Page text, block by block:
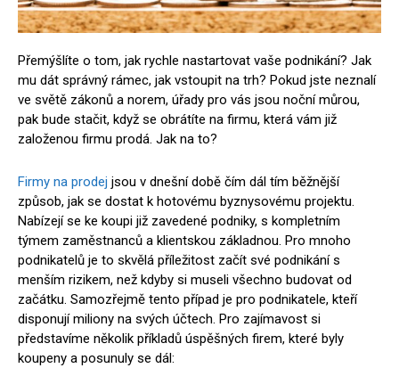
Přemýšlíte o tom, jak rychle nastartovat vaše podnikání? Jak
mu dát správný rámec, jak vstoupit na trh? Pokud jste neznalí
ve světě zákonů a norem, úřady pro vás jsou noční můrou,
pak bude stačit, když se obrátíte na firmu, která vám již
založenou firmu prodá. Jak na to?
Firmy na prodej jsou v dnešní době čím dál tím běžnější
způsob, jak se dostat k hotovému byznysovému projektu.
Nabízejí se ke koupi již zavedené podniky, s kompletním
týmem zaměstnanců a klientskou základnou. Pro mnoho
podnikatelů je to skvělá příležitost začít své podnikání s
menším rizikem, než kdyby si museli všechno budovat od
začátku. Samozřejmě tento případ je pro podnikatele, kteří
disponují miliony na svých účtech. Pro zajímavost si
představíme několik příkladů úspěšných firem, které byly
koupeny a posunuly se dál: